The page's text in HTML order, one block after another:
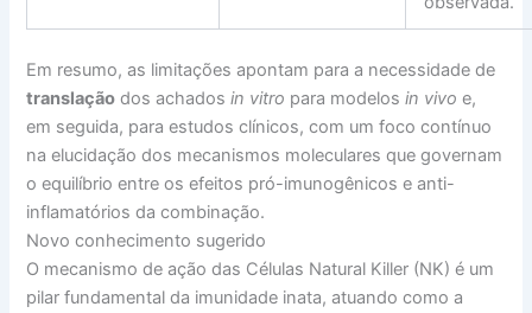
Em resumo, as limitações apontam para a necessidade de
translação dos achadosin vitro para modelosin vivo e,
em seguida, para estudos clínicos, com um foco contínuo
na elucidação dos mecanismos moleculares que governam
o equilíbrio entre os efeitos pró-imunogênicos e anti-
inflamatórios da combinação.
Novo conhecimento sugerido
O mecanismo de ação das Células Natural Killer (NK) é um
pilar fundamental da imunidade inata, atuando como a